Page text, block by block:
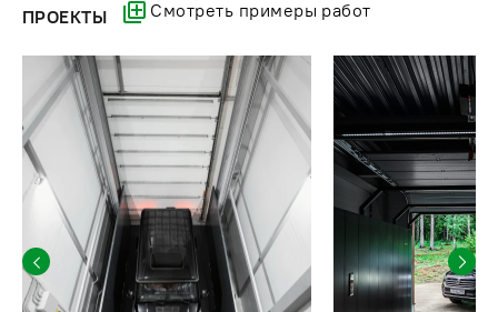
ПРОЕКТЫ Смотреть примеры работ